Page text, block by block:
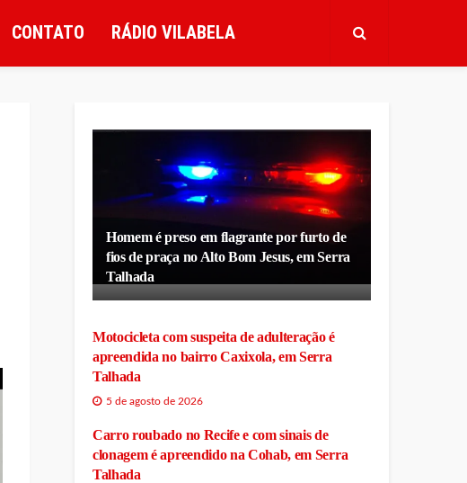
CONTATO RÁDIO VILABELA
Homem é preso em flagrante por furto de
fios de praça no Alto Bom Jesus, em Serra
Talhada
Motocicleta com suspeita de adulteração é
apreendida no bairro Caxixola, em Serra
Talhada
5 de agosto de 2026
Carro roubado no Recife e com sinais de
clonagem é apreendido na Cohab, em Serra
Talhada